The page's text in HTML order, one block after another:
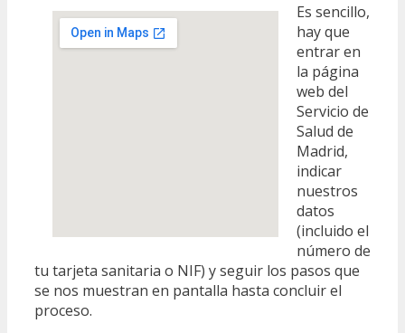
Es sencillo,
hay que
entrar en
la página
web del
Servicio de
Salud de
Madrid,
indicar
nuestros
datos
(incluido el
número de
tu tarjeta sanitaria o NIF) y seguir los pasos que
se nos muestran en pantalla hasta concluir el
proceso.